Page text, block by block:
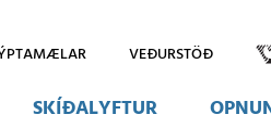
VEÐURSTÖÐ
SKÍÐALYFTUR